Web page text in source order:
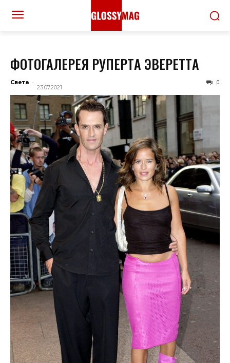
ФОТОГАЛЕРЕЯ РУПЕРТA ЭВЕРЕТТA
Света -
23.07.2021
0